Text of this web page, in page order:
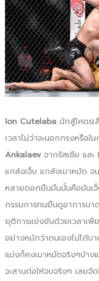
Ion Cutelaba นักสู้โคตร
เวลาไม่ว่าจะนอกกรงหรือใ
Ankalaevจากรัสเซีย และ
แกล้งเจ็บ แกล้งเมาหมัด จ
หลายดอกยืนมึนนั้นคือมันเ
กรรมการทนยืนดูอาการบา
ยุติการแข่งขันด้วยเวลาเพี
อย่างหนักว่าตนเองไม่ได้บา
แม่งก็คงเมาหมัดจริงๆบ้าง
จะสานต่อให้จบจริงๆ เลย